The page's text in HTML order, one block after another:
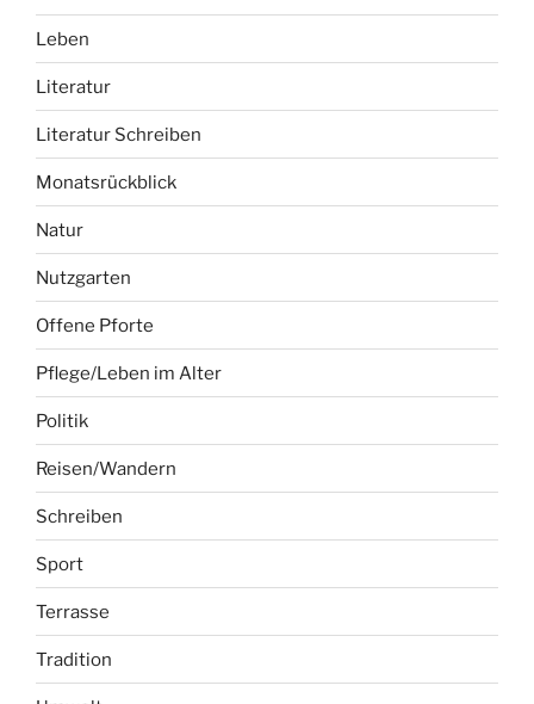
Leben
Literatur
Literatur Schreiben
Monatsrückblick
Natur
Nutzgarten
Offene Pforte
Pflege/Leben im Alter
Politik
Reisen/Wandern
Schreiben
Sport
Terrasse
Tradition